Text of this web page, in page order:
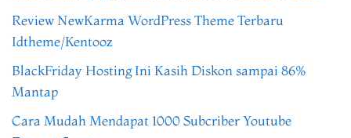
Review NewKarma WordPress Theme Terbaru
Idtheme/Kentooz
BlackFriday Hosting Ini Kasih Diskon sampai 86%
Mantap
Cara Mudah Mendapat 1000 Subcriber Youtube